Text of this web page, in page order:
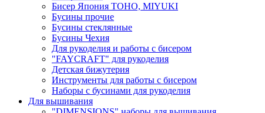
Бисер Япония TOHO, MIYUKI
Бусины прочие
Бусины стеклянные
Бусины Чехия
Для рукоделия и работы с бисером
"FAYCRAFT" для рукоделия
Детская бижутерия
Инструменты для работы с бисером
Наборы с бусинами для рукоделия
Для вышивания